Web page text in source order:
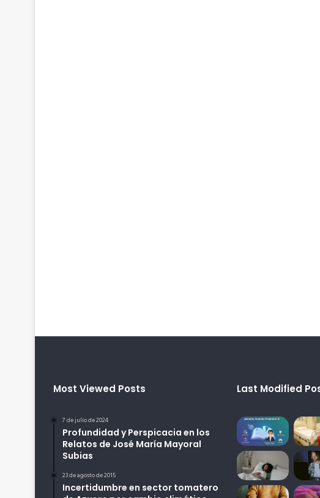
Most Viewed Posts
7 de julio de 2024
Profundidad y Perspicacia en los
Relatos de José María Mayoral
Subias
23 de agosto de 2015
Incertidumbre en sector tomatero
Last Modified